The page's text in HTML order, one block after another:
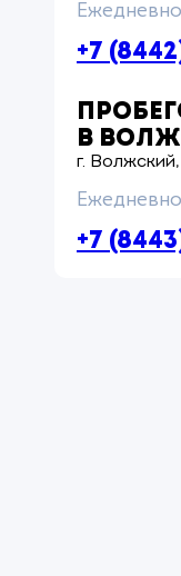
+7
В
г.
+7